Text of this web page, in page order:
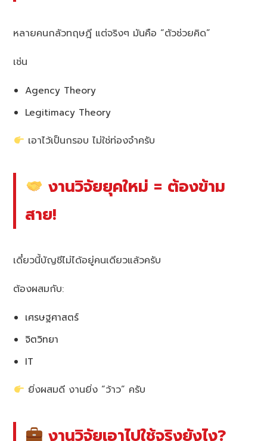
หลายคนกลัวทฤษฎี แต่จริงๆ มันคือ “ตัวช่วยคิด”
เช่น
Agency Theory
Legitimacy Theory
เอาไว้เป็นกรอบ ไม่ใช่ท่องจำครับ
งานวิจัยยุคใหม่ = ต้องข้าม
สาย!
เดี๋ยวนี้บัญชีไม่ได้อยู่คนเดียวแล้วครับ
ต้องผสมกับ:
เศรษฐศาสตร์
จิตวิทยา
IT
ยิ่งผสมดี งานยิ่ง “ว้าว” ครับ
งานวิจัยเอาไปใช้จริงยังไง?